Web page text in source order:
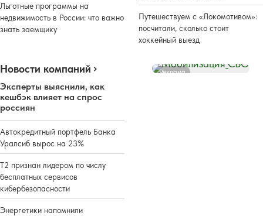
Льготные программы на
недвижимость в России: что важно
знать заемщику
Путешествуем с «Локомотивом»:
посчитали, сколько стоит
хоккейный выезд
Новости компаний
Эксперты выяснили, как
кешбэк влияет на спрос
россиян
Автокредитный портфель Банка
Уралсиб вырос на 23%
Т2 признан лидером по числу
бесплатных сервисов
кибербезопасности
Энергетики напомнили
Реклама